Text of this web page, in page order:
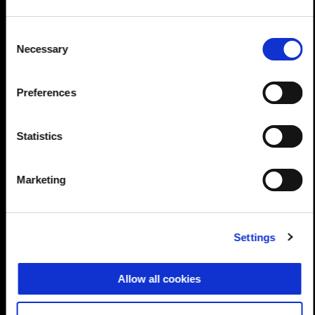
Selection
Necessary
Preferences
Statistics
Marketing
Settings
Allow all cookies
Puterea motorului devine evidentă de la 4.000 rpm și oferă
savurate confortabil folosind doar a treia treaptă de viteză. Apoi,